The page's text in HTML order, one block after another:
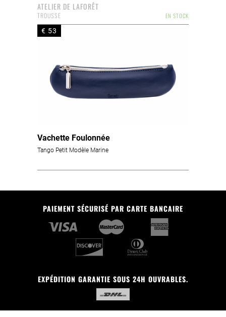
ATELIER DE LAFORÊT
EN STOCK
TROUSSE
€ 53
Vachette Foulonnée
Tango Petit Modèle Marine
PAIEMENT SÉCURISÉ PAR CARTE BANCAIRE
EXPÉDITION GARANTIE SOUS 24H OUVRABLES.